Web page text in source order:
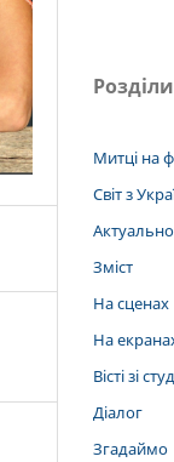
Митці на
Світ з
Актуально
Зміст
На сценах
На
Вісті зі
Діалог
Згадаймо